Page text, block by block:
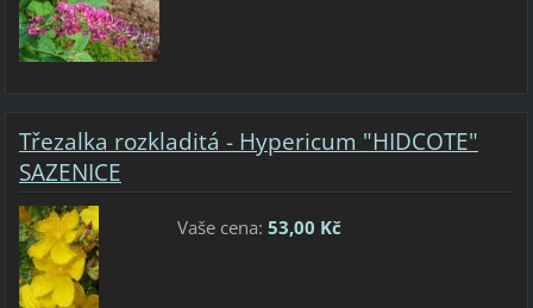
Třezalka rozkladitá - Hypericum "HIDCOTE"
SAZENICE
Vaše cena: 53,00 Kč